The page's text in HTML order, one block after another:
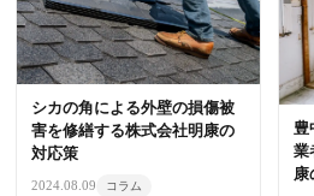
シカの角による外壁の損傷被
害を修繕する株式会社明康の
対応策
2024.08.09 コラム
豊
業
康